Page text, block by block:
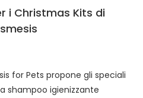
i Christmas Kits di
for Pets propone gli speciali
shampoo igienizzante